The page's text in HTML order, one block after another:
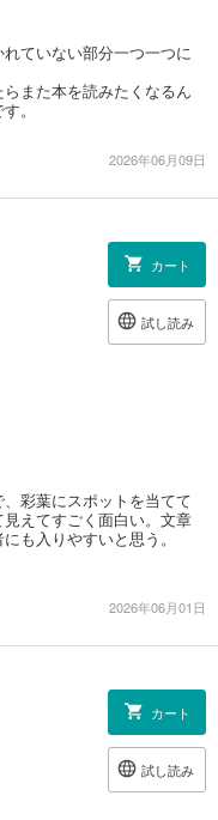
ていない部分一つ一つに
また本を読みたくなるん
。
2026年06月09日
カート
試し読み
彩葉にスポットを当てて
えてすごく面白い。文章
も入りやすいと思う。
2026年06月01日
カート
試し読み